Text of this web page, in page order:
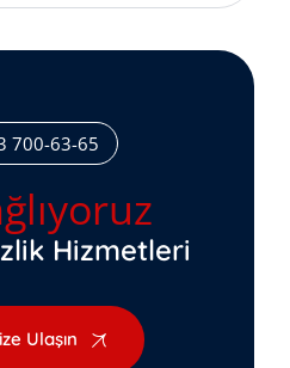
700-63-65
Hizmetleri
Ulaşın